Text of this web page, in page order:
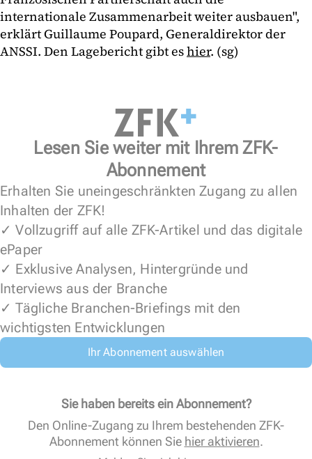
internationale Zusammenarbeit weiter ausbauen",
erklärt Guillaume Poupard, Generaldirektor der
ANSSI. Den Lagebericht gibt eshier. (sg)
Lesen Sie weiter mit Ihrem ZFK-
Abonnement
Erhalten Sie uneingeschränkten Zugang zu allen
Inhalten der ZFK!
✓ Vollzugriff auf alle ZFK-Artikel und das digitale
ePaper
✓ Exklusive Analysen, Hintergründe und
Interviews aus der Branche
✓ Tägliche Branchen-Briefings mit den
wichtigsten Entwicklungen
Ihr Abonnement auswählen
Sie haben bereits ein Abonnement?
Den Online-Zugang zu Ihrem bestehenden ZFK-
Abonnement können Sie hier aktivieren.